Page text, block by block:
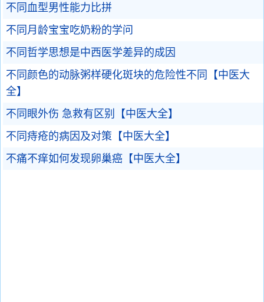
不同血型男性能力比拼
不同月龄宝宝吃奶粉的学问
不同哲学思想是中西医学差异的成因
不同颜色的动脉粥样硬化斑块的危险性不同【中医大
全】
不同眼外伤 急救有区别【中医大全】
不同痔疮的病因及对策【中医大全】
不痛不痒如何发现卵巢癌【中医大全】